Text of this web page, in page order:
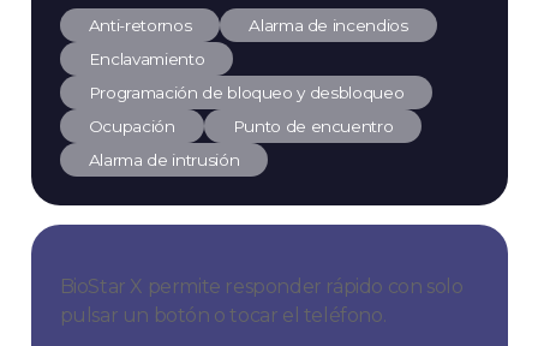
Anti-retornos
Alarma de incendios
Enclavamiento
Programación de bloqueo y desbloqueo
Ocupación
Punto de encuentro
Alarma de intrusión
BioStar X permite responder rápido con solo
pulsar un botón o tocar el teléfono.